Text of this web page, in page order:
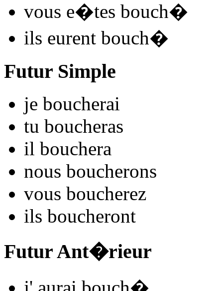
vous e�tes bouch�
ils eurent bouch�
Futur Simple
je boucherai
tu boucheras
il bouchera
nous boucherons
vous boucherez
ils boucheront
Futur Ant�rieur